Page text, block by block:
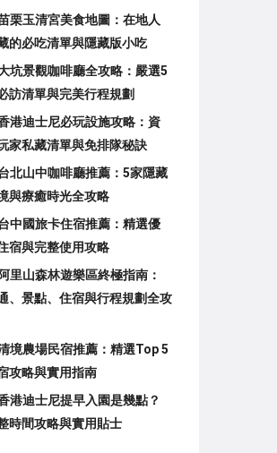
栗玉清宮美食地圖：在地人
的必吃清單與隱藏版小吃
坑景觀咖啡廳全攻略：嚴選5
訪清單與完美行程規劃
港迪士尼必玩設施攻略：資
家私藏清單與免排隊秘訣
北山中咖啡廳推薦：5家隱藏
與療癒時光全攻略
中國旅卡住宿推薦：精選優
宿與完整使用攻略
阿里山森林遊樂區終極指南：
、景點、住宿與行程規劃全攻
境農場民宿推薦：精選Top 5
攻略與實用指南
港迪士尼提早入園是幾點？
時間攻略與實用貼士